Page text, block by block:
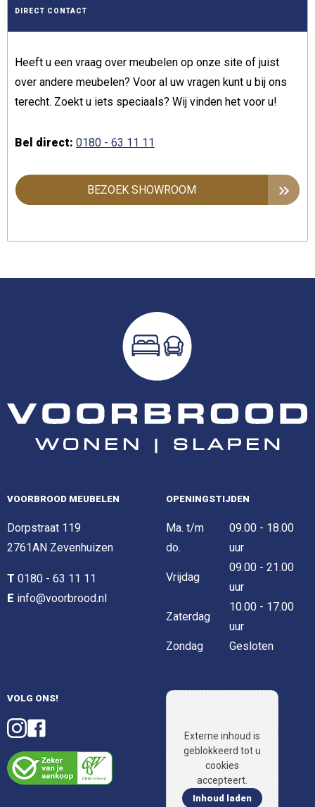
DIRECT CONTACT
Heeft u een vraag over meubelen op onze site of juist
over andere meubelen? Voor al uw vragen kunt u bij ons
terecht. Zoekt u iets speciaals? Wij vinden het voor u!
Bel direct: 0180 - 63 11 11
BEZOEK SHOWROOM
VOORBROOD MEUBELEN
Dorpstraat 119
2761AN Zevenhuizen
T 0180 - 63 11 11
E info@voorbrood.nl
OPENINGSTIJDEN
Ma. t/m
do.
09.00 - 18.00
uur
Vrijdag
09.00 - 21.00
uur
Zaterdag
10.00 - 17.00
uur
Zondag
Gesloten
VOLG ONS!
Externe inhoud is
geblokkeerd tot u
cookies
accepteert.
Inhoud laden